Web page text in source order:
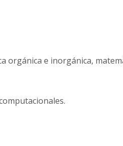
orgánica e inorgánica,